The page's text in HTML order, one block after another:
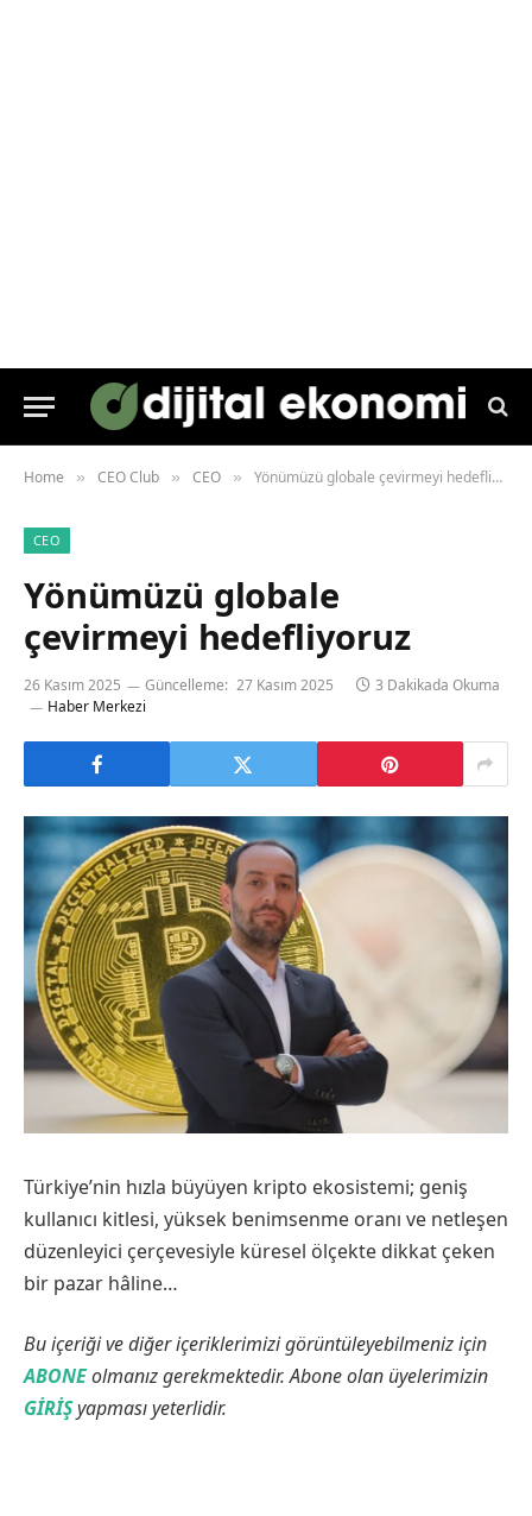
Home » CEO Club » CEO » Yönümüzü globale çevirmeyi hedefliyoruz
CEO
Yönümüzü globale
çevirmeyi hedefliyoruz
26 Kasım 2025 Güncelleme: 27 Kasım 2025
3 Dakikada Okuma
Haber Merkezi
Türkiye’nin hızla büyüyen kripto ekosistemi; geniş
kullanıcı kitlesi, yüksek benimsenme oranı ve netleşen
düzenleyici çerçevesiyle küresel ölçekte dikkat çeken
bir pazar hâline…
Bu içeriği ve diğer içeriklerimizi görüntüleyebilmeniz için
ABONEolmanız gerekmektedir. Abone olan üyelerimizin
GİRİŞyapması yeterlidir.